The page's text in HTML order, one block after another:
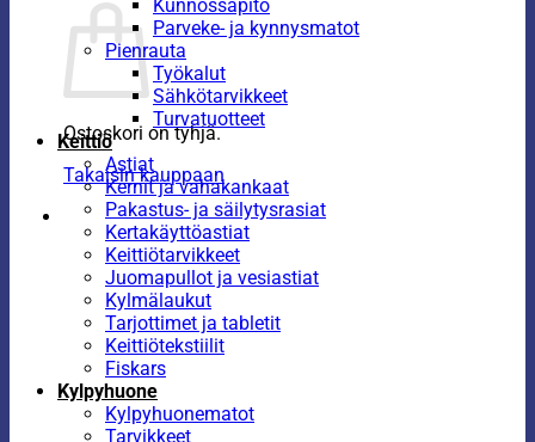
Ostoskori on tyhjä.
Takaisin kauppaan
Kunnossapito
Parveke- ja kynnysmatot
Pienrauta
Työkalut
Sähkötarvikkeet
Turvatuotteet
Keittiö
Astiat
Kernit ja vahakankaat
Pakastus- ja säilytysrasiat
Kertakäyttöastiat
Keittiötarvikkeet
Juomapullot ja vesiastiat
Kylmälaukut
Tarjottimet ja tabletit
Keittiötekstiilit
Fiskars
Kylpyhuone
Kylpyhuonematot
Tarvikkeet